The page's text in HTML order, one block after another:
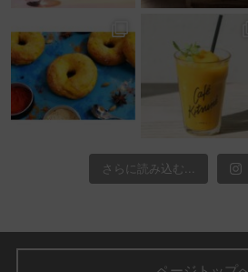
さらに読み込む...